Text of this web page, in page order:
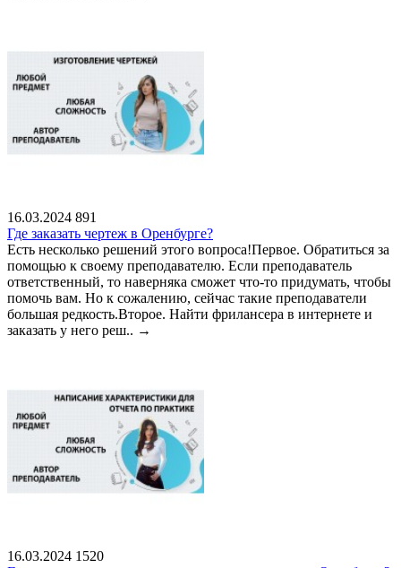
16.03.2024 891
Где заказать чертеж в Оренбурге?
Есть несколько решений этого вопроса!Первое. Обратиться за
помощью к своему преподавателю. Если преподаватель
ответственный, то наверняка сможет что-то придумать, чтобы
помочь вам. Но к сожалению, сейчас такие преподаватели
большая редкость.Второе. Найти фрилансера в интернете и
заказать у него реш.. →
16.03.2024 1520